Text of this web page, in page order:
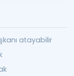
atayabilir